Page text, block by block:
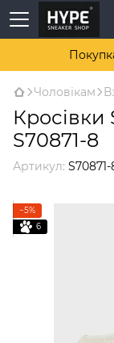
Чоловікам
Кросівки
S70871-8
Артикул: S70871-
−5%
6